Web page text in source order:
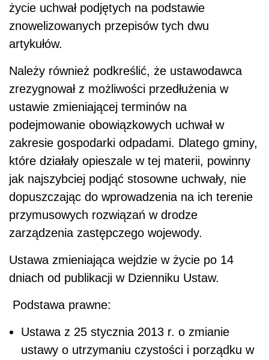
życie uchwał podjętych na podstawie
znowelizowanych przepisów tych dwu
artykułów.
Należy również podkreślić, że ustawodawca
zrezygnował z możliwości przedłużenia w
ustawie zmieniającej terminów na
podejmowanie obowiązkowych uchwał w
zakresie gospodarki odpadami. Dlatego gminy,
które działały opieszale w tej materii, powinny
jak najszybciej podjąć stosowne uchwały, nie
dopuszczając do wprowadzenia na ich terenie
przymusowych rozwiązań w drodze
zarządzenia zastępczego wojewody.
Ustawa zmieniająca wejdzie w życie po 14
dniach od publikacji w Dzienniku Ustaw.
Podstawa prawne:
Ustawa z 25 stycznia 2013 r. o zmianie
ustawy o utrzymaniu czystości i porządku w